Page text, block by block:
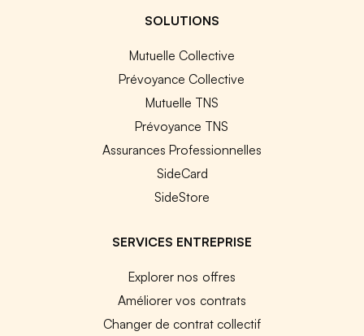
SOLUTIONS
Mutuelle Collective
Prévoyance Collective
Mutuelle TNS
Prévoyance TNS
Assurances Professionnelles
SideCard
SideStore
SERVICES ENTREPRISE
Explorer nos offres
Améliorer vos contrats
Changer de contrat collectif